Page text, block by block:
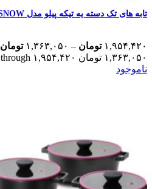
تابه های تک دسته یه تیکه پیلو مدل HAPPY SNOW
۱,۹۵۴,۴۲۰ تومان – ۱,۳۶۳,۰۵۰ تومان
۱,۳۶۳,۰۵۰ تومان through ۱,۹۵۴,۴۲۰ تومان
ناموجود